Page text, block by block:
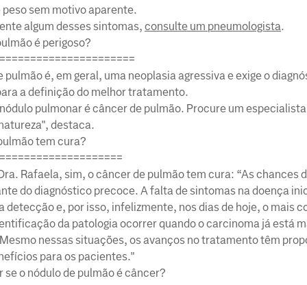
peso sem motivo aparente.
algum desses sintomas, consulte um pneumologista.
é perigoso?
pulmão é, em geral, uma neoplasia agressiva e exige o
a definição do melhor tratamento.
pulmonar é câncer de pulmão. Procure um
destaca.
tem cura?
Rafaela, sim, o câncer de pulmão tem cura: “As chances
do diagnóstico precoce. A falta de sintomas na doença
detecção e, por isso, infelizmente, nos dias de hoje, o mais
da patologia ocorrer quando o carcinoma já está
nessas situações, os avanços no tratamento têm
para os pacientes."
se o nódulo de pulmão é câncer?